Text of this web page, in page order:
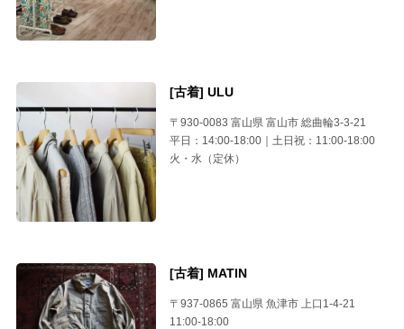
[古着] ULU
〒930-0083 富山県 富山市 総曲輪3-3-21
平日：14:00-18:00｜土日祝：11:00-18:00
火・水（定休）
[古着] MATIN
〒937-0865 富山県 魚津市 上口1-4-21
11:00-18:00